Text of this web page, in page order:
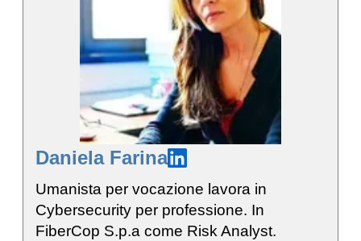
Daniela Farina
Umanista per vocazione lavora in
Cybersecurity per professione. In
FiberCop S.p.a come Risk Analyst.